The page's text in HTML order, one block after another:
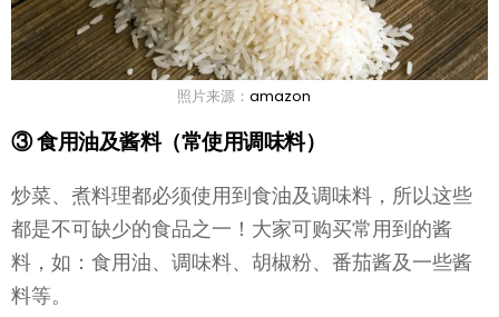
照片来源： amazon
③ 食用油及酱料（常使用调味料）
炒菜、煮料理都必须使用到食油及调味料，所以这些
都是不可缺少的食品之一！大家可购买常用到的酱
料，如：食用油、调味料、胡椒粉、番茄酱及一些酱
料等。